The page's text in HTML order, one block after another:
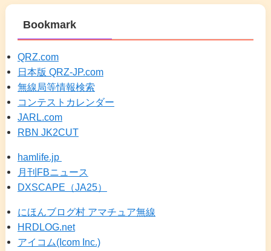
Bookmark
QRZ.com
日本版 QRZ-JP.com
無線局等情報検索
コンテストカレンダー
JARL.com
RBN JK2CUT
hamlife.jp
月刊FBニュース
DXSCAPE（JA25）
にほんブログ村 アマチュア無線
HRDLOG.net
アイコム(Icom Inc.)